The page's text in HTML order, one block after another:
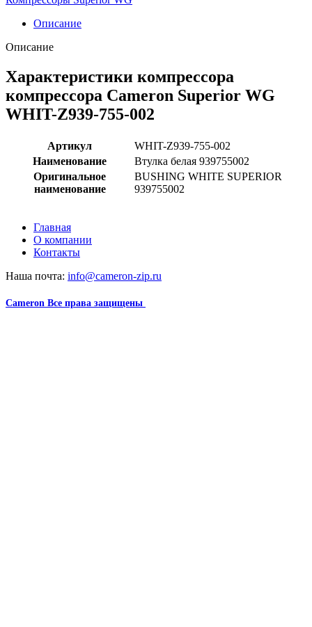
Описание
Описание
Характеристики компрессора
компрессора Cameron Superior WG
WHIT-Z939-755-002
Артикул
WHIT-Z939-755-002
Наименование
Втулка белая 939755002
Оригинальное
наименование
BUSHING WHITE SUPERIOR
939755002
Главная
О компании
Контакты
Наша почта: info@cameron-zip.ru
Cameron Все права защищены